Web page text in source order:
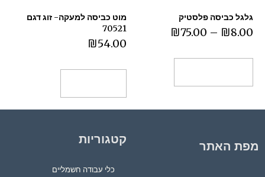
גלגל כביסה פלסטיק
₪8.00
–
₪75.00
מוט כביסה למעקה- זוג דגם
70521
₪54.00
מפת האתר קטגוריות
כלי עבודה חשמליים